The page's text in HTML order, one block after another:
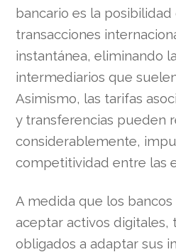
bancario es la
transacciones
instantánea, eliminando
intermediarios que
Asimismo, las tarifas
y transferencias pueden
considerablemente,
competitividad entre las
A medida que los
aceptar activos digitales,
obligados a adaptar sus